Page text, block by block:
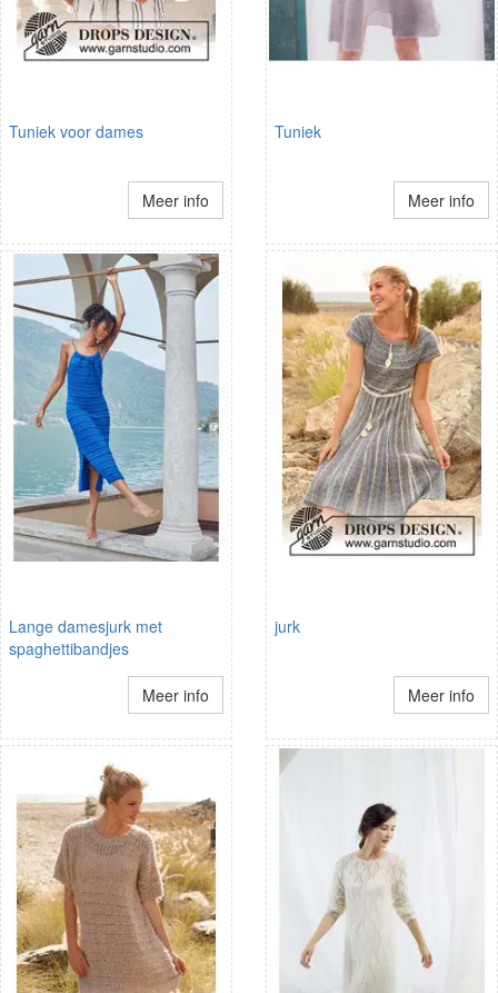
Tuniek voor dames
Meer info
Tuniek
Meer info
Lange damesjurk met
spaghettibandjes
Meer info
jurk
Meer info